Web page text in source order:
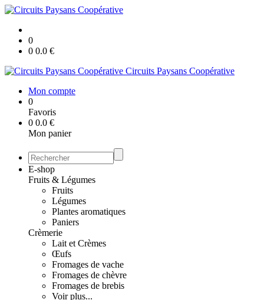
0
0 0.0 €
Circuits Paysans Coopérative
Mon compte
0
Favoris
0 0.0 €
Mon panier
E-shop
Fruits & Légumes
Fruits
Légumes
Plantes aromatiques
Paniers
Crèmerie
Lait et Crèmes
Œufs
Fromages de vache
Fromages de chèvre
Fromages de brebis
Voir plus...